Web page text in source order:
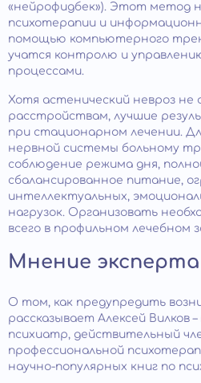
«нейрофидбек»). Этот метод
психотерапии и
помощью компьютерного
учатся контролю и
процессами.
Хотя астенический невроз
расстройствам, лучшие
при стационарном лечении.
нервной системы больному
соблюдение режима дня,
сбалансированное питание,
интеллектуальных,
нагрузок. Организовать
всего в профильном лечебном
Мнение эксперта
О том, как предупредить
рассказывает Алексей Вилков
психиатр, действительный
профессиональной
научно-популярных книг по